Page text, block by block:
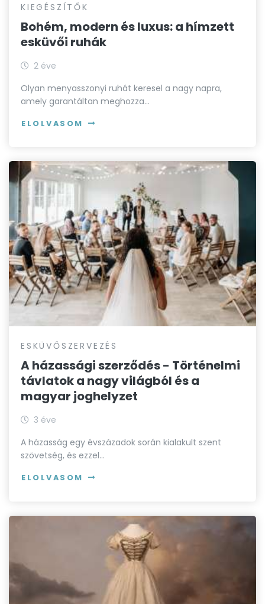
KIEGÉSZÍTŐK
Bohém, modern és luxus: a hímzett
esküvői ruhák
2 éve
Olyan menyasszonyi ruhát keresel a nagy napra,
amely garantáltan meghozza…
ELOLVASOM
ESKÜVŐSZERVEZÉS
A házassági szerződés - Történelmi
távlatok a nagy világból és a
magyar joghelyzet
3 éve
A házasság egy évszázadok során kialakult szent
szövetség, és ezzel…
ELOLVASOM